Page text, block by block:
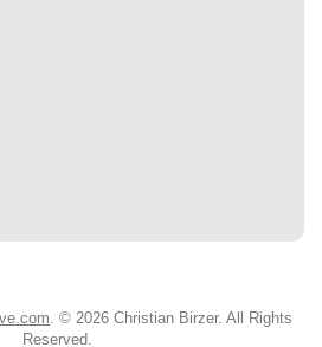
© 2026 Christian Birzer. All Rights
Reserved.